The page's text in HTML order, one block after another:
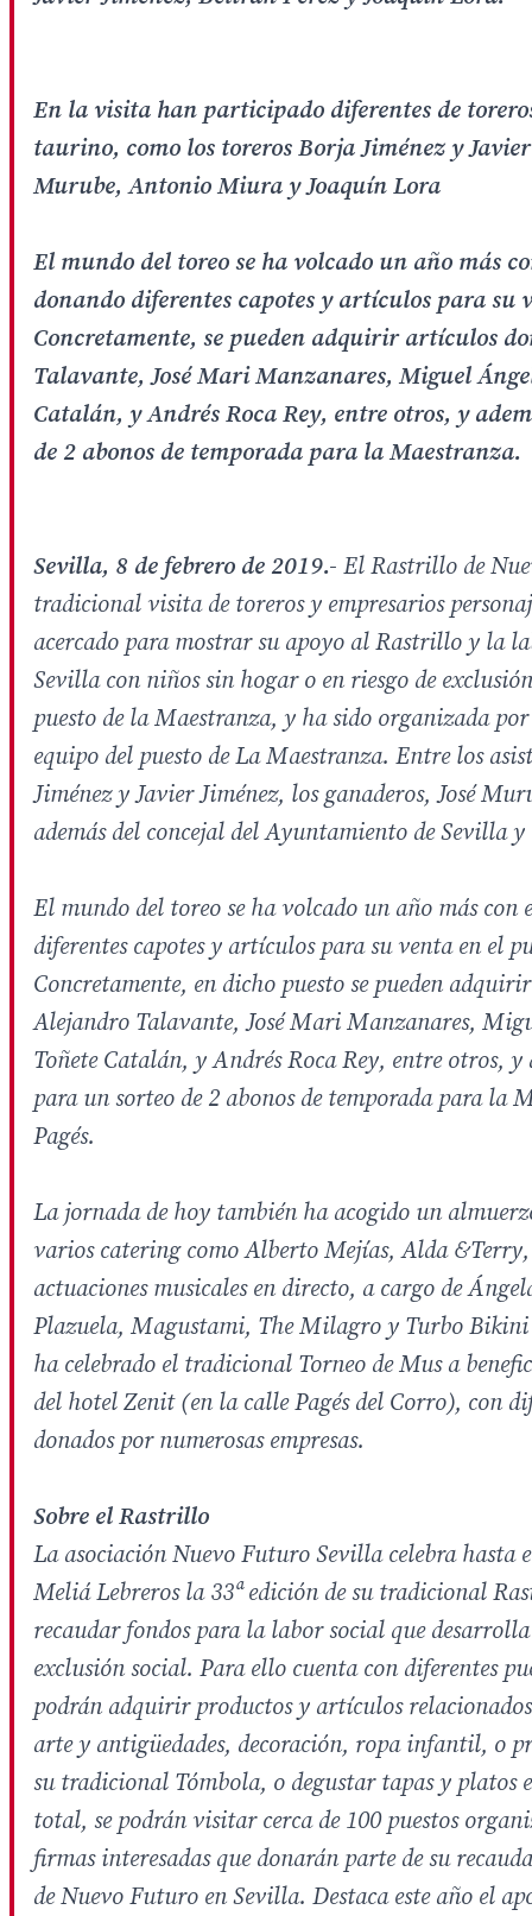
En la visita han participado diferentes de
taurino, como los toreros Borja Jiménez y
Murube, Antonio Miura y Joaquín Lora
El mundo del toreo se ha volcado un año más
donando diferentes capotes y artículos para su
Concretamente, se pueden adquirir artículos
Talavante, José Mari Manzanares, Miguel
Catalán, y Andrés Roca Rey, entre otros, y
de 2 abonos de temporada para la Maestranza.
Sevilla, 8 de febrero de 2019.- El Rastrillo de
tradicional visita de toreros y empresarios
acercado para mostrar su apoyo al Rastrillo y la
Sevilla con niños sin hogar o en riesgo de
puesto de la Maestranza, y ha sido organizada
equipo del puesto de La Maestranza. Entre los
Jiménez y Javier Jiménez, los ganaderos, José
además del concejal del Ayuntamiento de Sevilla
El mundo del toreo se ha volcado un año más
diferentes capotes y artículos para su venta en el
Concretamente, en dicho puesto se pueden
Alejandro Talavante, José Mari Manzanares,
Toñete Catalán, y Andrés Roca Rey, entre otros, y
para un sorteo de 2 abonos de temporada para la
Pagés.
La jornada de hoy también ha acogido un
varios catering como Alberto Mejías, Alda
actuaciones musicales en directo, a cargo de
Plazuela, Magustami, The Milagro y Turbo Bikini
ha celebrado el tradicional Torneo de Mus a
del hotel Zenit (en la calle Pagés del Corro), con
donados por numerosas empresas.
Sobre el Rastrillo
La asociación Nuevo Futuro Sevilla celebra hasta
Meliá Lebreros la 33ª edición de su tradicional
recaudar fondos para la labor social que
exclusión social. Para ello cuenta con diferentes
podrán adquirir productos y artículos
arte y antigüedades, decoración, ropa infantil, o
su tradicional Tómbola, o degustar tapas y platos
total, se podrán visitar cerca de 100 puestos
firmas interesadas que donarán parte de su
de Nuevo Futuro en Sevilla. Destaca este año el